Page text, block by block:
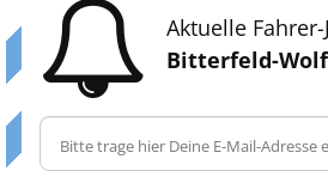
Aktuelle
Bitterfeld-